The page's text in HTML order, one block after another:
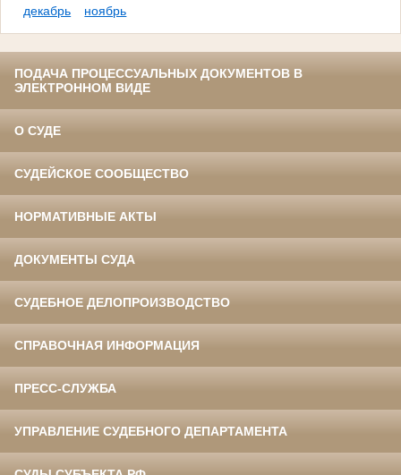
декабрь
ноябрь
ПОДАЧА ПРОЦЕССУАЛЬНЫХ ДОКУМЕНТОВ В
ЭЛЕКТРОННОМ ВИДЕ
О СУДЕ
СУДЕЙСКОЕ СООБЩЕСТВО
НОРМАТИВНЫЕ АКТЫ
ДОКУМЕНТЫ СУДА
СУДЕБНОЕ ДЕЛОПРОИЗВОДСТВО
СПРАВОЧНАЯ ИНФОРМАЦИЯ
ПРЕСС-СЛУЖБА
УПРАВЛЕНИЕ СУДЕБНОГО ДЕПАРТАМЕНТА